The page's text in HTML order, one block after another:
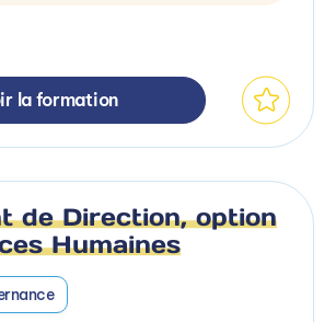
la formation
de Direction, option
Humaines